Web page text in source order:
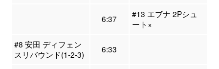
6:37
#13 エブナ 2Pシュ
ート×
#8 安田 ディフェン
スリバウンド(1-2-3)
6:33